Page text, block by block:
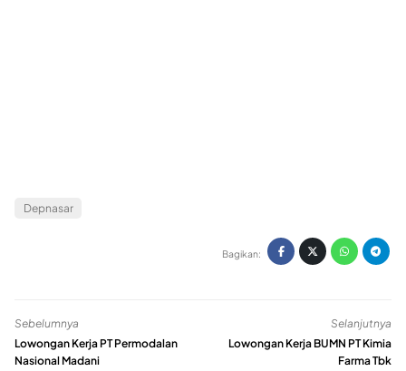
Depnasar
Bagikan:
Sebelumnya
Lowongan Kerja PT Permodalan
Nasional Madani
Selanjutnya
Lowongan Kerja BUMN PT Kimia
Farma Tbk